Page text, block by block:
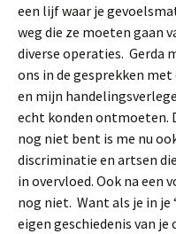
een lijf waar je
weg die ze moeten gaan
diverse operaties. Gerda
ons in de gesprekken
en mijn
echt konden ontmoeten.
nog niet bent is me nu
discriminatie en artsen
in overvloed. Ook na een
nog niet. Want als je in
eigen geschiedenis van je